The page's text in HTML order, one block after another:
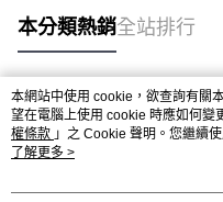
本分類熱銷全站排行
熱門標籤
本網站中使用 cookie，欲查詢有關
望在電腦上使用 cookie 時應如何變
權條款 」之 Cookie 聲明。您繼續
用條款之 Cookie 聲明使用 cookie。
了解更多 >